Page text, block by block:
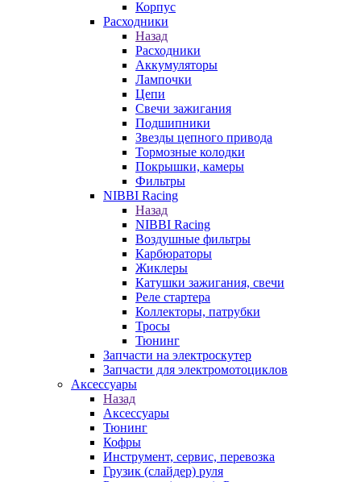
Корпус
Расходники
Назад
Расходники
Аккумуляторы
Лампочки
Цепи
Свечи зажигания
Подшипники
Звезды цепного привода
Тормозные колодки
Покрышки, камеры
Фильтры
NIBBI Racing
Назад
NIBBI Racing
Воздушные фильтры
Карбюраторы
Жиклеры
Катушки зажигания, свечи
Реле стартера
Коллекторы, патрубки
Тросы
Тюнинг
Запчасти на электроскутер
Запчасти для электромотоциклов
Аксессуары
Назад
Аксессуары
Тюнинг
Кофры
Инструмент, сервис, перевозка
Грузик (слайдер) руля